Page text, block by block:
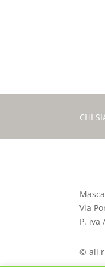
CHI
Via
P. iva
© all